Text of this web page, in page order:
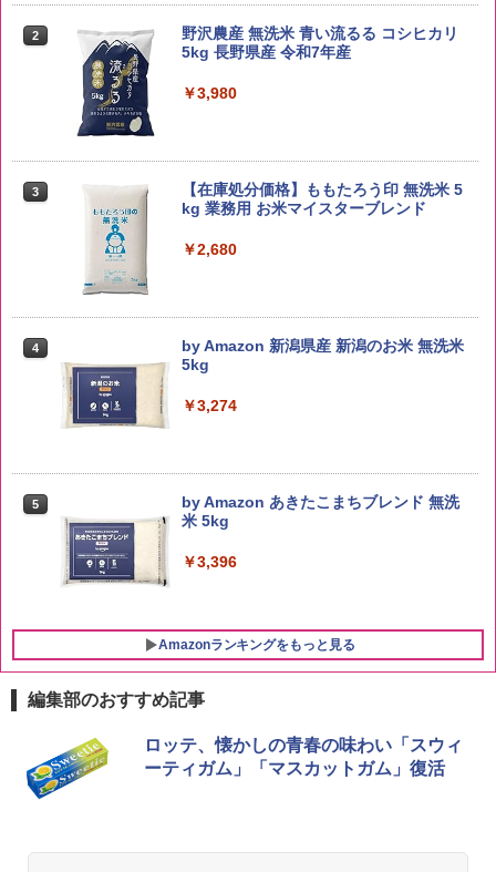
2
野沢農産 無洗米 青い流るる コシヒカリ
5kg 長野県産 令和7年産
￥3,980
3
【在庫処分価格】ももたろう印 無洗米 5
kg 業務用 お米マイスターブレンド
￥2,680
4
by Amazon 新潟県産 新潟のお米 無洗米
5kg
￥3,274
5
by Amazon あきたこまちブレンド 無洗
米 5kg
￥3,396
Amazonランキングをもっと見る
ブラックニッカ ニッカ Nikka ウィスキ
ー4000ml ブラックニッカクリア ウヰス
キー 【日本 アサヒ ウィスキー】 大容量
チキンラーメン どんぶり 85g×12個 日清
食品 インスタント カップ麺
[山善] スチームオーブンレンジ 25L 一人
暮らし 二人暮らし フラットテーブル ス
チーム調理 自動メニュー19種搭載 角皿
編集部のおすすめ記事
ロッテ、懐かしの青春の味わい「スウィ
ーティガム」「マスカットガム」復活